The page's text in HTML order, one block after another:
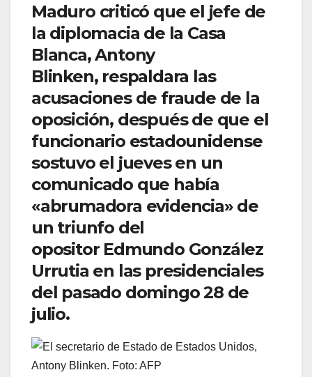
Maduro criticó que el jefe de
la diplomacia de la Casa
Blanca, Antony
Blinken, respaldara las
acusaciones de fraude de la
oposición, después de que el
funcionario estadounidense
sostuvo el jueves en un
comunicado que había
«abrumadora evidencia» de
un triunfo del
opositor Edmundo González
Urrutia en las presidenciales
del pasado domingo 28 de
julio.